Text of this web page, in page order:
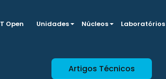
Open Unidades Núcleos Laboratórios
Artigos Técnicos